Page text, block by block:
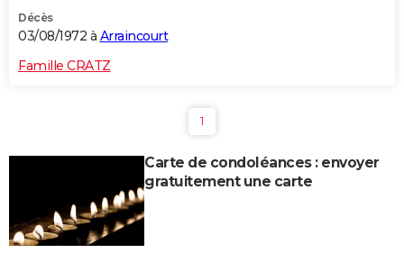
Décès
03/08/1972 à Arraincourt
Famille CRATZ
1
Carte de condoléances : envoyer
gratuitement une carte